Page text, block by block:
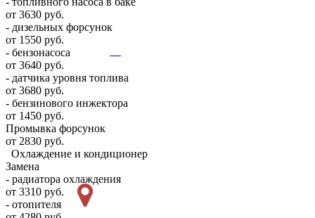
от 3630 руб.
- дизельных форсунок
от 1550 руб.
- бензонасоса
от 3640 руб.
- датчика уровня топлива
от 3680 руб.
- бензинового инжектора
от 1450 руб.
Промывка форсунок
от 2830 руб.
Охлаждение и кондиционер
Замена
- радиатора охлаждения
от 3310 руб.
- отопителя